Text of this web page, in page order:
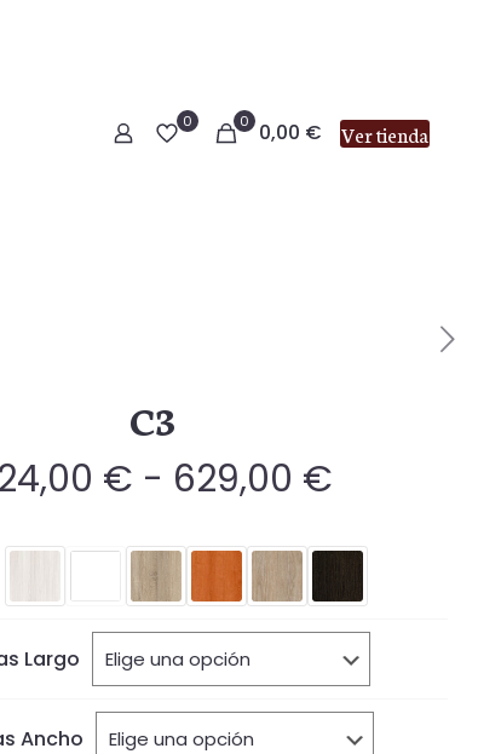
0 0 0,00 € Ver tienda
C3
€ - 629,00 €Rango
precios:
desde
424,00 €
hasta
629,00 €
Largo
Ancho